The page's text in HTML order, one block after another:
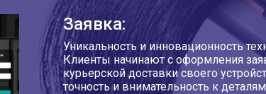
Заявка:
Уникальность и инновационность
Клиенты начинают с оформления
курьерской доставки своего
точность и внимательность к